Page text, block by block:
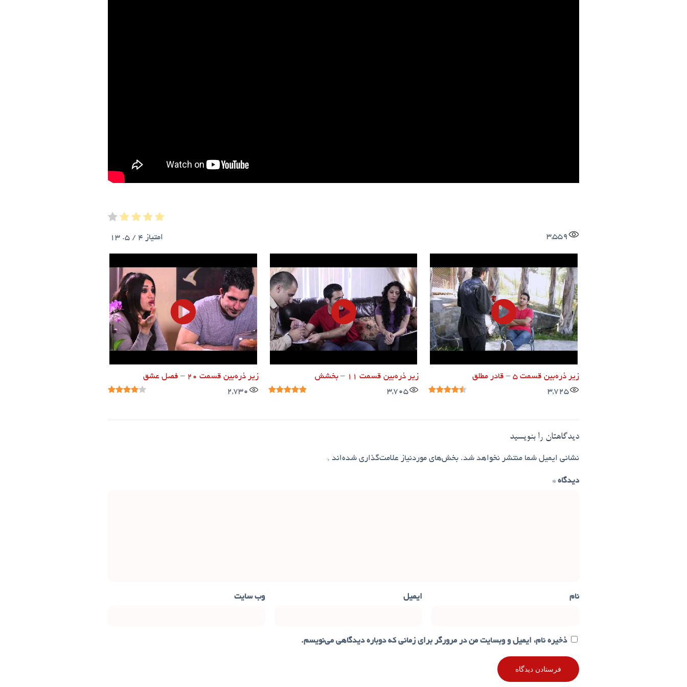
3,559 امتیاز 4
/ 5.
13
زیر ذره‌بین قسمت ۵ – قادر مطلق
3,725
زیر ذره‌بین قسمت ۱۱ – بخشش
3,705
زیر ذره‌بین قسمت ۲۰ – فصل عشق
2,730
دیدگاهتان را بنویسید
نشانی ایمیل شما منتشر نخواهد شد. بخش‌های موردنیاز علامت‌گذاری شده‌اند *
دیدگاه *
نام ایمیل وب‌ سایت
ذخیره نام، ایمیل و وبسایت من در مرورگر برای زمانی که دوباره دیدگاهی می‌نویسم.